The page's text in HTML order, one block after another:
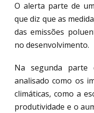
O alerta parte de
que diz que as
das emissões
no desenvolvimento.
Na segunda parte
analisado como os
climáticas, como a
produtividade e o